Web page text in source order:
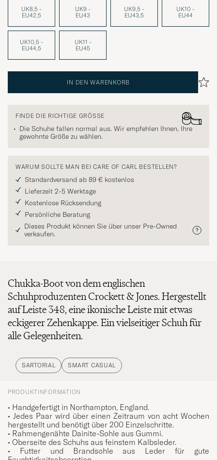
UK8,5 -
EU42,5
UK9 -
EU43
UK9,5 -
EU43,5
UK10 -
EU44
UK10,5 -
EU44,5
UK11 -
EU45
IN DEN WARENKORB
FINDE DIE RICHTIGE GRÖSSE
Die Schuhe fallen normal aus. Wir empfehlen Ihnen, Ihre
gewohnte Größe zu wählen.
WARUM SOLLTE MAN BEI CARE OF CARL BESTELLEN?
Standardversand ab 89 € kostenlos
Lieferzeit 2-5 Werktage
Kostenlose Rücksendung
Persönliche Beratung
Dieses Produkt können Sie über unser Pre-Owned
verkaufen.
Chukka-Boot von dem englischen
Schuhproduzenten Crockett & Jones. Hergestellt
auf Leiste 348, eine ikonische Leiste mit etwas
eckigerer Zehenkappe. Ein vielseitiger Schuh für
alle Gelegenheiten.
SARTORIAL SMART CASUAL
PRODUKTINFORMATION
• Handgefertigt in Northampton, England.
• Jedes Paar wird über einen Zeitraum von acht Wochen
hergestellt und benötigt über 200 Einzelschritte.
• Rahmengenähte Dainite-Sohle aus Gummi.
• Oberseite des Schuhs aus feinstem Kalbsleder.
• Futter und Brandsohle aus Leder für gute